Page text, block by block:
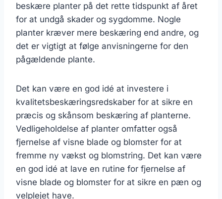
beskære planter på det rette tidspunkt af året
for at undgå skader og sygdomme. Nogle
planter kræver mere beskæring end andre, og
det er vigtigt at følge anvisningerne for den
pågældende plante.
Det kan være en god idé at investere i
kvalitetsbeskæringsredskaber for at sikre en
præcis og skånsom beskæring af planterne.
Vedligeholdelse af planter omfatter også
fjernelse af visne blade og blomster for at
fremme ny vækst og blomstring. Det kan være
en god idé at lave en rutine for fjernelse af
visne blade og blomster for at sikre en pæn og
velplejet have.